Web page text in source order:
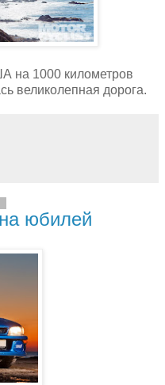
1000 километров
великолепная дорога.
юбилей